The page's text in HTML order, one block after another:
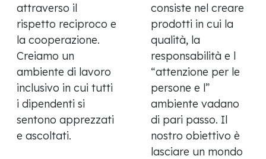
attraverso il
rispetto reciproco e
la cooperazione.
Creiamo un
ambiente di lavoro
inclusivo in cui tutti
i dipendenti si
sentono apprezzati
e ascoltati.
consiste nel creare
prodotti in cui la
qualità, la
responsabilità e l
“attenzione per le
persone e l”
ambiente vadano
di pari passo. Il
nostro obiettivo è
lasciare un mondo